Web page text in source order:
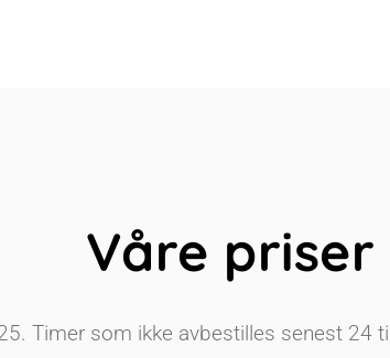
Våre priser
Timer som ikke avbestilles senest 24